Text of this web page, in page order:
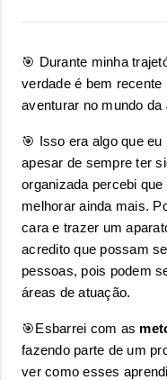
🎯 Durante minha
verdade é bem
aventurar no mundo da
🎯 Isso era algo que
apesar de sempre ter
organizada percebi
melhorar ainda mais.
cara e trazer um
acredito que possam
pessoas, pois podem
áreas de atuação.
🎯Esbarrei com as
fazendo parte de um
ver como esses